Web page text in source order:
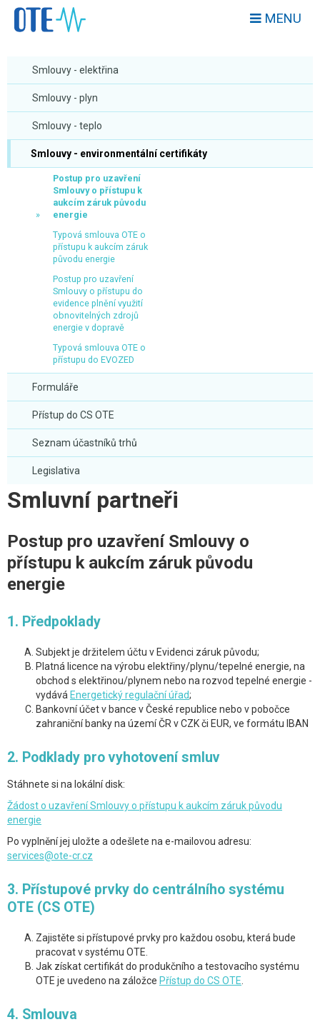
MENU
Smlouvy - elektřina
Smlouvy - plyn
Smlouvy - teplo
Smlouvy - environmentální certifikáty
Postup pro uzavření
Smlouvy o přístupu k
aukcím záruk původu
energie
Typová smlouva OTE o
přístupu k aukcím záruk
původu energie
Postup pro uzavření
Smlouvy o přístupu do
evidence plnění využití
obnovitelných zdrojů
energie v dopravě
Typová smlouva OTE o
přístupu do EVOZED
Formuláře
Přístup do CS OTE
Seznam účastníků trhů
Legislativa
Smluvní partneři
Postup pro uzavření Smlouvy o
přístupu k aukcím záruk původu
energie
1. Předpoklady
Subjekt je držitelem účtu v Evidenci záruk původu;
Platná licence na výrobu elektřiny/plynu/tepelné energie, na
obchod s elektřinou/plynem nebo na rozvod tepelné energie -
vydává Energetický regulační úřad;
Bankovní účet v bance v České republice nebo v pobočce
zahraniční banky na území ČR v CZK či EUR, ve formátu IBAN
2. Podklady pro vyhotovení smluv
Stáhnete si na lokální disk:
Žádost o uzavření Smlouvy o přístupu k aukcím záruk původu
energie
Po vyplnění jej uložte a odešlete na e-mailovou adresu:
services@ote-cr.cz
3. Přístupové prvky do centrálního systému
OTE (CS OTE)
Zajistěte si přístupové prvky pro každou osobu, která bude
pracovat v systému OTE.
Jak získat certifikát do produkčního a testovacího systému
OTE je uvedeno na záložce Přístup do CS OTE
4. Smlouva